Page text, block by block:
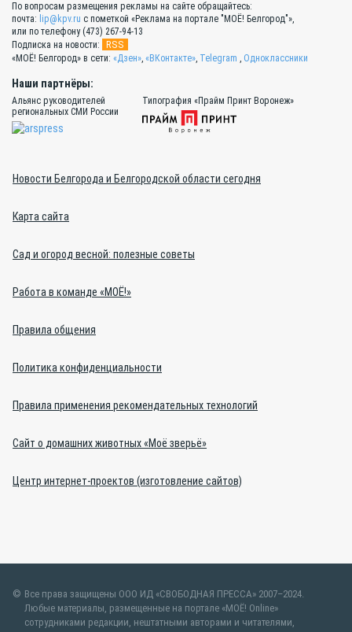
По вопросам размещения рекламы на сайте обращайтесь:
почта: lip@kpv.ru с пометкой «Реклама на портале "МОЁ! Белгород"»,
или по телефону (473) 267-94-13
Подписка на новости:
RSS
«МОЁ! Белгород» в сети: «Дзен», «ВКонтакте», Telegram , Одноклассники
Наши партнёры:
Альянс руководителей
региональных СМИ России
Типография «Прайм Принт Воронеж»
Новости Белгорода и Белгородской области сегодня
Карта сайта
Сад и огород весной: полезные советы
Работа в команде «МОЁ!»
Правила общения
Политика конфиденциальности
Правила применения рекомендательных технологий
Сайт о домашних животных «Моё зверьё»
Центр интернет-проектов (изготовление сайтов)
Все права защищены ООО ИД «СВОБОДНАЯ ПРЕССА» 2007–2024.
Любые материалы, размещенные на портале «МОЁ! Online»
сотрудниками редакции, нештатными авторами и читателями,